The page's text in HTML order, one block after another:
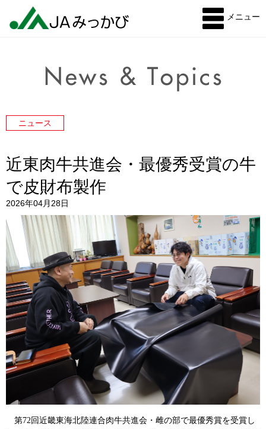
メニュー
ニュース
近東肉牛共進会・最優秀受賞の牛
で皮財布製作
2026年04月28日
第72回近畿東海北陸連合肉牛共進会・雌の部で最優秀賞を受賞し